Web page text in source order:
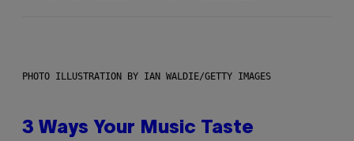
PHOTO ILLUSTRATION BY IAN WALDIE/GETTY IMAGES
3 Ways Your Music Taste